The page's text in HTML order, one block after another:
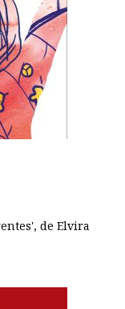
de Elvira